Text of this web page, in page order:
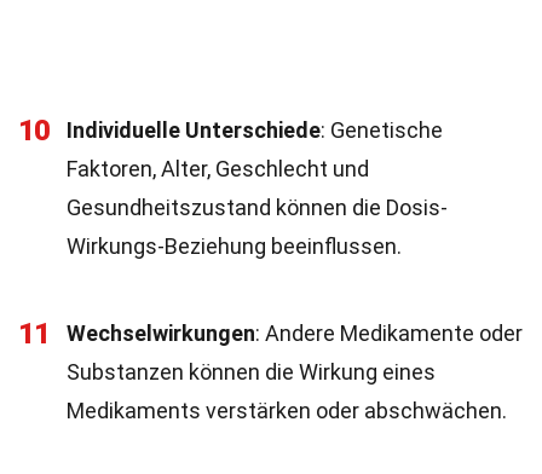
10 Individuelle Unterschiede: Genetische
Faktoren, Alter, Geschlecht und
Gesundheitszustand können die Dosis-
Wirkungs-Beziehung beeinflussen.
11 Wechselwirkungen: Andere Medikamente oder
Substanzen können die Wirkung eines
Medikaments verstärken oder abschwächen.